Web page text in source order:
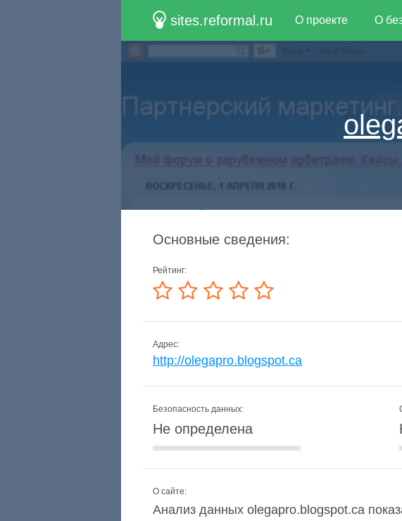
sites.reformal.ru О проекте О
Основные сведения:
Рейтинг:
Адрес:
http://olegapro.blogspot.ca
Безопасность данных:
Не определена
О сайте:
Анализ данных olegapro.blogspot.ca